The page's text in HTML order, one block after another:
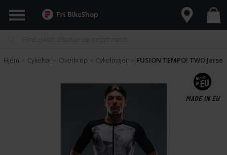
Hjem > Cykeltøj > Overkrop > Cykeltrøjer > FUSION TEMPO! TWO Jersey
MADE IN EU